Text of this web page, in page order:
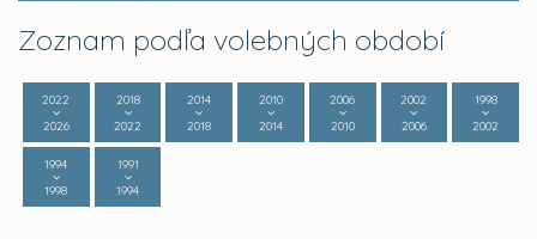
Zoznam podľa volebných období
2022
2026
2018
2022
2014
2018
2010
2014
2006
2010
2002
2006
1998
2002
1994
1998
1991
1994